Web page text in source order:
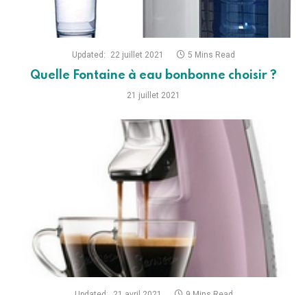
Updated: 22 juillet 2021 5 Mins Read
Quelle Fontaine à eau bonbonne choisir ?
21 juillet 2021